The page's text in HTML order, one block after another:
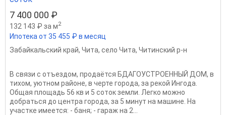
7 400 000 ₽
132 143 ₽ за м2
Ипотека от 35 455 ₽ в месяц
Забайкальский край, Чита, село Чита, Читинский р-н
В связи с отъездом, продаётся БДАГОУСТРОЕННЫЙ ДОМ, в
тихом, уютном районе, в черте города, за рекой Ингода.
Общая площадь 56 кв и 5 соток земли. Легко можно
добраться до центра города, за 5 минут на машине. На
участке имеется: - баня; - гараж на 2...